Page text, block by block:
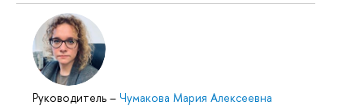
Руководитель – Чумакова Мария Алексеевна